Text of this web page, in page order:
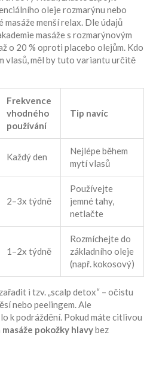
oleje rozmarýnu nebo
menší relax. Dle údajů
masáže s rozmarýnovým
o 20 % oproti placebo olejům. Kdo
vlasů, měl by tuto variantu určitě
Frekvence
vhodného
používání
Tip navíc
Každý den
Nejlépe během
mytí vlasů
2–3x týdně
Používejte
jemné tahy,
netlačte
1–2x týdně
Rozmíchejte do
základního oleje
(např. kokosový)
i tzv. „scalp detox“ – očistu
nebo peelingem. Ale
k podráždění. Pokud máte citlivou
masáže pokožky hlavybez